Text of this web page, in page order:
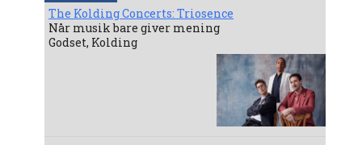
The Kolding Concerts: Triosence
Når musik bare giver mening
Godset, Kolding